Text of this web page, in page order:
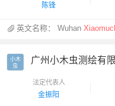
陈锋
英文名称：Wuhan
小木
虫
广州小木虫测绘有
法定代表人
金振阳